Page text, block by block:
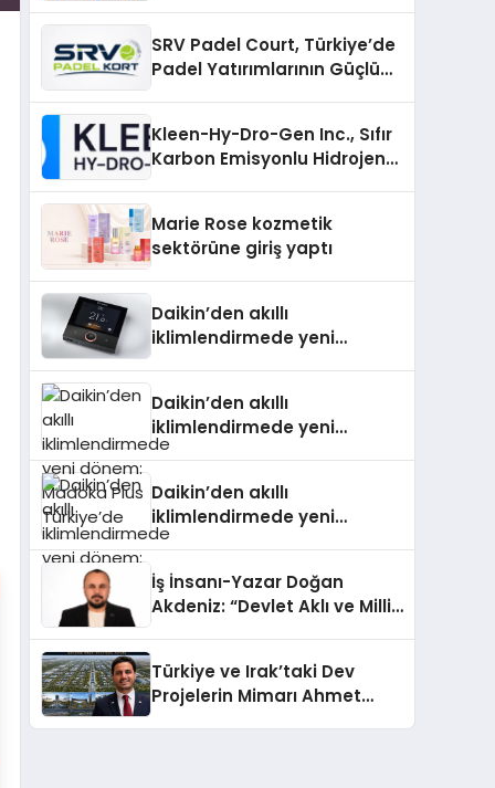
SRV Padel Court, Türkiye’de
Padel Yatırımlarının Güçlü
Kleen-Hy-Dro-Gen Inc., Sıfır
Karbon Emisyonlu Hidrojen
Aldı
Marie Rose kozmetik
sektörüne giriş yaptı
Daikin’den akıllı
iklimlendirmede yeni
Daikin’den akıllı
iklimlendirmede yeni
dönem: Madoka Plus
Daikin’den akıllı
iklimlendirmede yeni
dönem: Madoka Plus
İş İnsanı-Yazar Doğan
Akdeniz: “Devlet Aklı ve Milli
Türkiye ve Irak’taki Dev
Projelerin Mimarı Ahmet